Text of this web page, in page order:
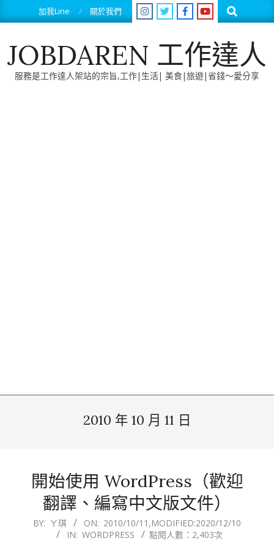
to
加我Line 關於我們 Search
JOBDAREN 工作達人
服務是工作達人架站的宗旨,工作|生活| 美食|旅遊|省錢～愛分享
2010 年 10 月 11 日
開始使用 WordPress（歡迎
翻譯、編寫中文版文件）
2010-
BY: ㄚ琪 ON: 2010/10/11 ,MODIFIED:2020/12/10
IN: WORDPRESS 點閱人數：2,403次